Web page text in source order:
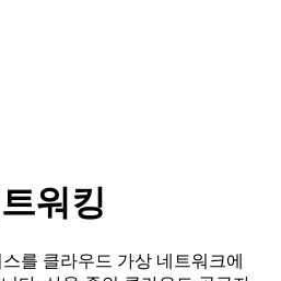
워킹
를 클라우드 가상 네트워크에